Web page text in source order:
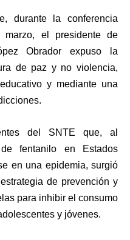
durante la conferencia
el presidente de
Obrador expuso la
de paz y no violencia,
y mediante una
del SNTE que, al
fentanilo en Estados
en una epidemia, surgió
de prevención y
para inhibir el consumo
y jóvenes.